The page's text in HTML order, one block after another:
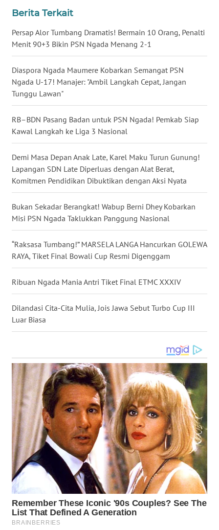
Berita Terkait
Persap Alor Tumbang Dramatis! Bermain 10 Orang, Penalti
Menit 90+3 Bikin PSN Ngada Menang 2-1
Diaspora Ngada Maumere Kobarkan Semangat PSN
Ngada U-17! Manajer: "Ambil Langkah Cepat, Jangan
Tunggu Lawan"
RB–BDN Pasang Badan untuk PSN Ngada! Pemkab Siap
Kawal Langkah ke Liga 3 Nasional
Demi Masa Depan Anak Late, Karel Maku Turun Gunung!
Lapangan SDN Late Diperluas dengan Alat Berat,
Komitmen Pendidikan Dibuktikan dengan Aksi Nyata
Bukan Sekadar Berangkat! Wabup Berni Dhey Kobarkan
Misi PSN Ngada Taklukkan Panggung Nasional
“Raksasa Tumbang!” MARSELA LANGA Hancurkan GOLEWA
RAYA, Tiket Final Bowali Cup Resmi Digenggam
Ribuan Ngada Mania Antri Tiket Final ETMC XXXIV
Dilandasi Cita-Cita Mulia, Jois Jawa Sebut Turbo Cup III
Luar Biasa
SULUT
MALUKU
WN
MALUT
WN
DAIRI
WN
DANAU
WN
LANGKAT
WN
SELATAN
WN
WN
KARO
WN
SIMALUNGUN
WN
LABUHANBATU
WN
TAPANULI
TENGAH